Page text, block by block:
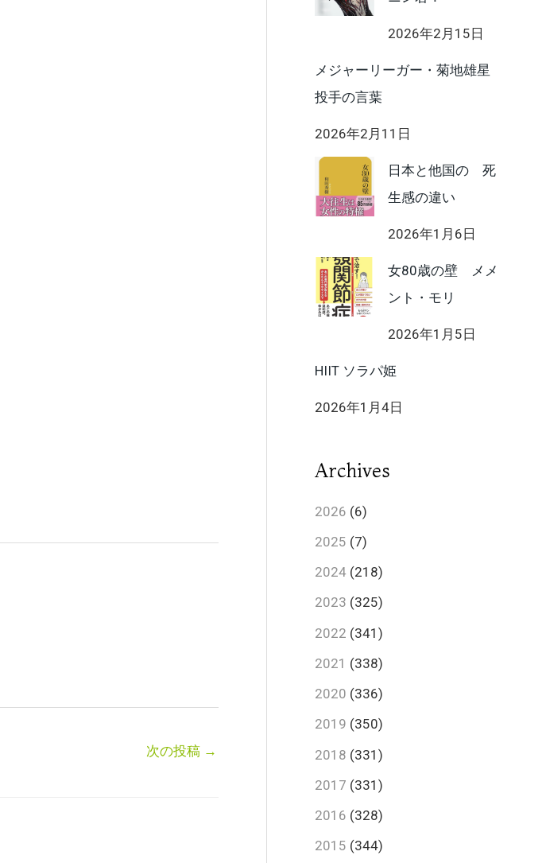
次の投稿 →
2026年2月15日
メジャーリーガー・菊地雄星
投手の言葉
2026年2月11日
日本と他国の 死
生感の違い
2026年1月6日
女80歳の壁 メメ
ント・モリ
2026年1月5日
HIIT ソラパ姫
2026年1月4日
Archives
2026 (6)
2025 (7)
2024 (218)
2023 (325)
2022 (341)
2021 (338)
2020 (336)
2019 (350)
2018 (331)
2017 (331)
2016 (328)
2015 (344)